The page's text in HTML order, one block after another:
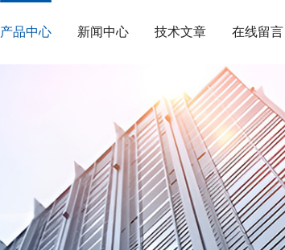
产品中心 新闻中心 技术文章 在线留言